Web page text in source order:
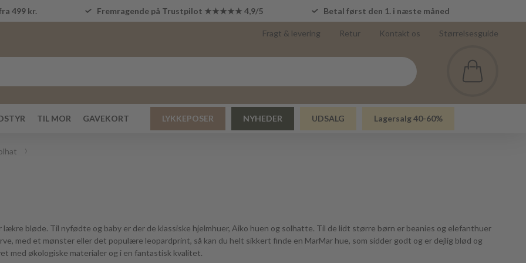
499 kr. Fremragende på Trustpilot ★★★★★ 4,9/5 Betal først den 1. i næste måned
Fragt & levering Retur Kontakt os Størrelsesguide
TIL MOR GAVEKORT LYKKEPOSER NYHEDER UDSALG Lagersalg 40-60%
lækre bløde. Til nyfødte og baby er der de klassiske hjelmhuer, Aiko huen og solhatte. Til de lidt større børn er beanies og elefanthuer
med et mønster eller det populære leopardprint, så kan du helt sikkert finde en MarMar hue, som sidder godt og er dejlig blød og
med økologiske materialer og i en fantastisk kvalitet.